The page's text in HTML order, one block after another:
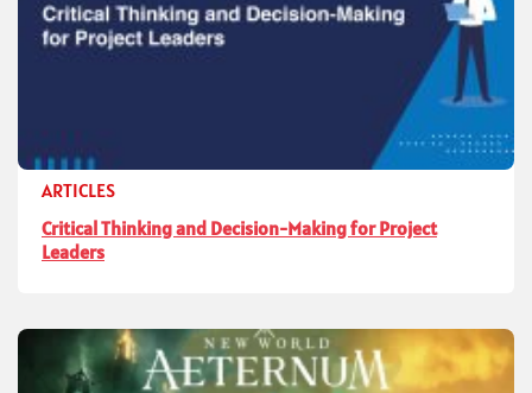
ARTICLES
Critical Thinking and Decision-Making for Project
Leaders